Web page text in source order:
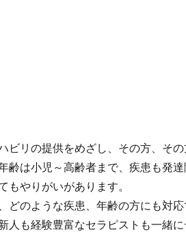
ビリの提供をめざし、その方、そ
齢は小児～高齢者まで、疾患も発
もやりがいがあります。
どのような疾患、年齢の方にも対
人も経験豊富なセラピストも一緒